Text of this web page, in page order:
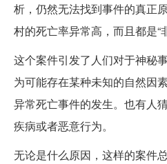
析，仍然无法找到事件的真正
村的死亡率异常高，而且都是“
这个案件引发了人们对于神秘
为可能存在某种未知的自然因
异常死亡事件的发生。也有人
疾病或者恶意行为。
无论是什么原因，这样的案件